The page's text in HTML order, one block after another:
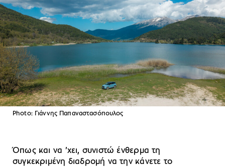
Photo: Γιάννης Παπαναστασόπουλος
Όπως και να ’χει, συνιστώ ένθερμα τη
συγκεκριμένη διαδρομή να την κάνετε το